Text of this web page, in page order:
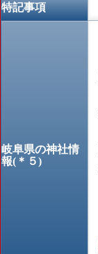
特記事項
岐阜県の神社情
報(＊５)